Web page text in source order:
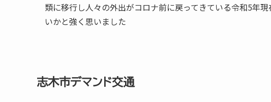
類に移行し人々の外出がコロナ前に戻ってきている令和5年
いかと強く思いました
志木市デマンド交通